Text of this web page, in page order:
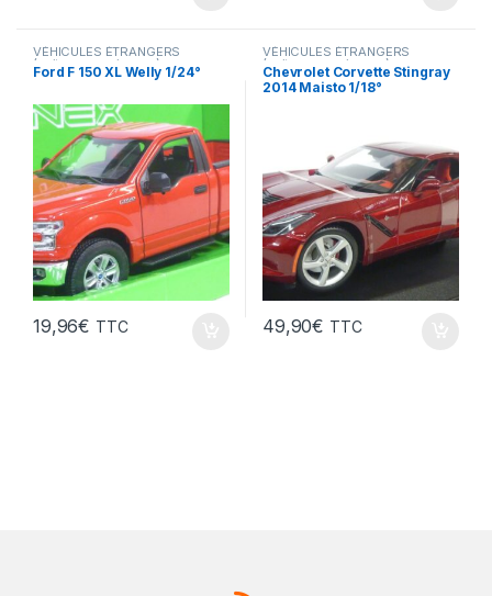
VÉHICULES ÉTRANGERS
(voitures,camions ...)
Ford F 150 XL Welly 1/24°
19,96€ TTC
VÉHICULES ÉTRANGERS
(voitures,camions ...)
Chevrolet Corvette Stingray
2014 Maisto 1/18°
49,90€ TTC